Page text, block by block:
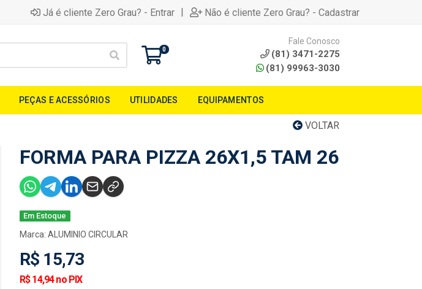
Já é cliente Zero Grau? - Entrar | Não é cliente Zero Grau? - Cadastrar
0
Fale Conosco
(81) 3471-2275
(81) 99963-3030
PEÇAS E ACESSÓRIOS UTILIDADES EQUIPAMENTOS
VOLTAR
FORMA PARA PIZZA 26X1,5 TAM 26
Em Estoque
Marca: ALUMINIO CIRCULAR
R$ 15,73
R$ 14,94 no PIX